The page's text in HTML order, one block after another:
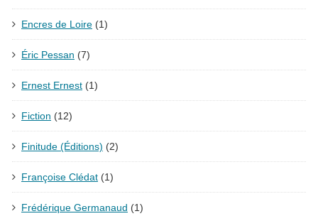
Encres de Loire (1)
Éric Pessan (7)
Ernest Ernest (1)
Fiction (12)
Finitude (Éditions) (2)
Françoise Clédat (1)
Frédérique Germanaud (1)